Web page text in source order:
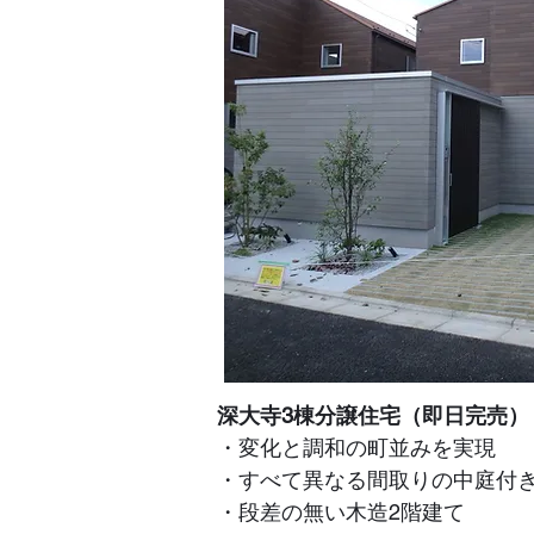
深大寺3棟分譲住宅（即日完売）
・変化と調和の町並みを実現
・すべて異なる間取りの中庭付
​・段差の無い木造2階建て